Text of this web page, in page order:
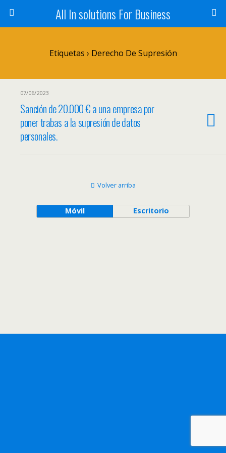
All In solutions For Business
Etiquetas › Derecho De Supresión
07/06/2023
Sanción de 20.000 € a una empresa por
poner trabas a la supresión de datos
personales.
Volver arriba
Móvil Escritorio